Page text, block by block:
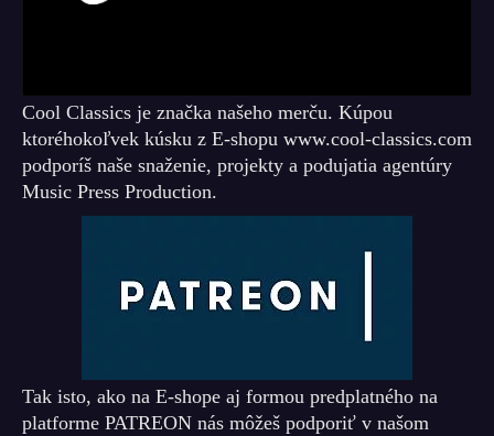
Cool Classics je značka našeho merču. Kúpou
ktoréhokoľvek kúsku z E-shopu www.cool-classics.com
podporíš naše snaženie, projekty a podujatia agentúry
Music Press Production.
Tak isto, ako na E-shope aj formou predplatného na
platforme PATREON nás môžeš podporiť v našom